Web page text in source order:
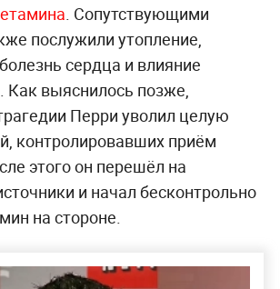
. Сопутствующими
послужили утопление,
сердца и влияние
Как выяснилось позже,
Перри уволил целую
контролировавших приём
этого он перешёл на
и начал бесконтрольно
на стороне.